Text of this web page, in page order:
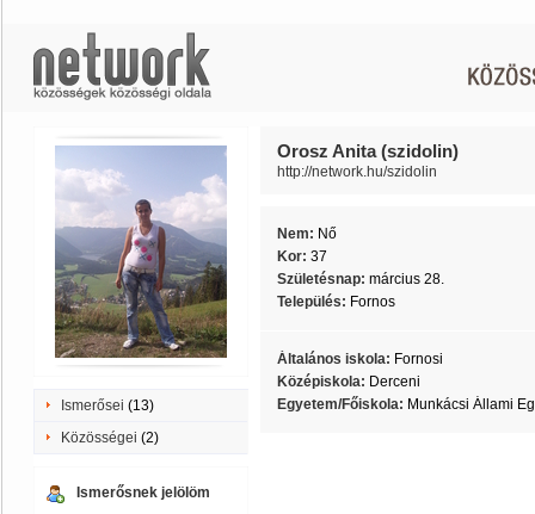
Ismerősei (13)
Közösségei (2)
Ismerősnek jelölöm
Orosz Anita (szidolin)
http://network.hu/szidolin
Nem: Nő
Kor: 37
Születésnap: március 28.
Település: Fornos
Általános iskola: Fornosi
Középiskola: Derceni
Egyetem/Főiskola: Munkácsi Állami